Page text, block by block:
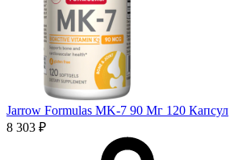
Jarrow Formulas MK-7 90 Мг 120 Капсул
8 303 ₽